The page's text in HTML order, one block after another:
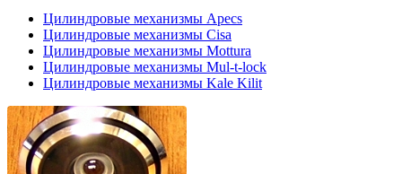
Цилиндровые механизмы Apecs
Цилиндровые механизмы Cisa
Цилиндровые механизмы Mottura
Цилиндровые механизмы Mul-t-lock
Цилиндровые механизмы Kale Kilit